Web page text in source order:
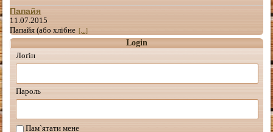
Папайя
11.07.2015
Папайя (або хлібне [...]
Login
Лоґін
Пароль
Пам`ятати мене